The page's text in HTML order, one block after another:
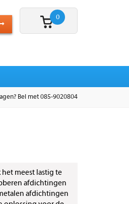
0
Bel met 085-9020804
meest lastig te
afdichtingen
afdichtingen